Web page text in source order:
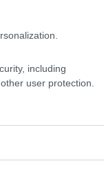
including
user protection.
μόνο που
και
όχι του
απλού